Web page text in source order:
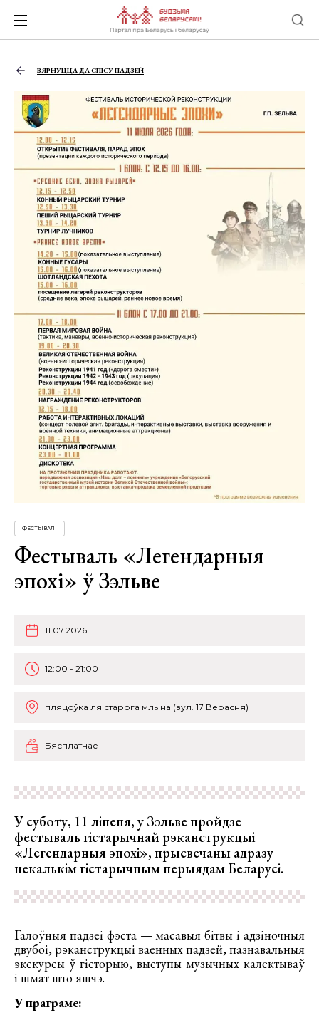
ВЯРНУЦЦА ДА СПІСУ ПАДЗЕЙ
ФЕСТЫВАЛІ
Фестываль «Легендарныя
эпохі» ў Зэльве
11.07.2026
12:00 - 21:00
пляцоўка ля старога млына (вул. 17 Верасня)
Бясплатнае
У суботу, 11 ліпеня, у Зэльве пройдзе
фестываль гістарычнай рэканструкцыі
«Легендарныя эпохі», прысвечаны адразу
некалькім гістарычным перыядам Беларусі.
Галоўныя падзеі фэста — масавыя бітвы і адзіночныя
двубоі, рэканструкцыі ваенных падзей, пазнавальныя
экскурсы ў гісторыю, выступы музычных калектываў
і шмат што яшчэ.
У праграме: